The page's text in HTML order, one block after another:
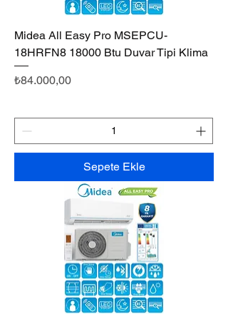
Midea All Easy Pro MSEPCU-
18HRFN8 18000 Btu Duvar Tipi Klima
Fiyat
₺84.000,00
Sepete Ekle